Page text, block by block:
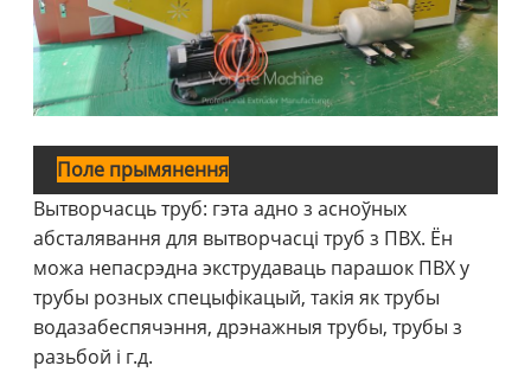
Поле прымянення
Вытворчасць труб: гэта адно з асноўных
абсталявання для вытворчасці труб з ПВХ. Ён
можа непасрэдна экструдаваць парашок ПВХ у
трубы розных спецыфікацый, такія як трубы
водазабеспячэння, дрэнажныя трубы, трубы з
разьбой і г.д.